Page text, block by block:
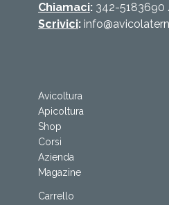
Chiamaci: 342-5183690
Scrivici:
Avicoltura
Apicoltura
Shop
Corsi
Azienda
Magazine
Carrello